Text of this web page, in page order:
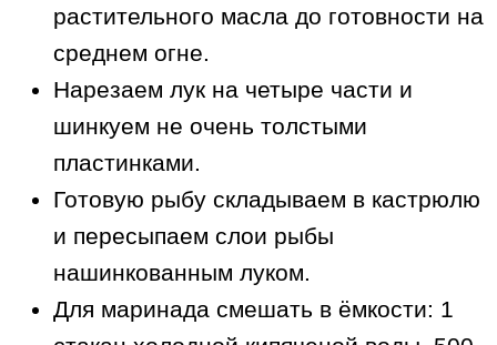
растительного масла до готовности на
среднем огне.
Нарезаем лук на четыре части и
шинкуем не очень толстыми
пластинками.
Готовую рыбу складываем в кастрюлю
и пересыпаем слои рыбы
нашинкованным луком.
Для маринада смешать в ёмкости: 1